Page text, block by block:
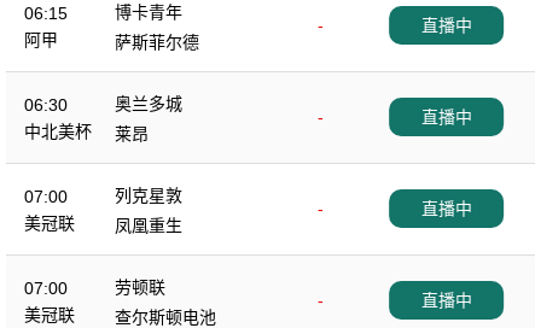
06:15
阿甲
博卡青年
-
萨斯菲尔德
直播中
06:30
中北美杯
奥兰多城
-
莱昂
直播中
07:00
美冠联
列克星敦
-
凤凰重生
直播中
07:00
美冠联
劳顿联
-
查尔斯顿电池
直播中